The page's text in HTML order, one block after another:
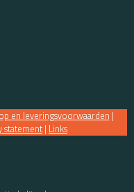
en leveringsvoorwaarden |
statement | Links